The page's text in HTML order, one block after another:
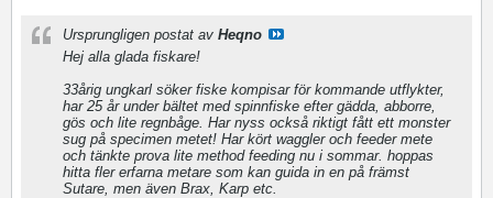
Ursprungligen postat av Heqno
Hej alla glada fiskare!
33årig ungkarl söker fiske kompisar för kommande utflykter,
har 25 år under bältet med spinnfiske efter gädda, abborre,
gös och lite regnbåge. Har nyss också riktigt fått ett monster
sug på specimen metet! Har kört waggler och feeder mete
och tänkte prova lite method feeding nu i sommar. hoppas
hitta fler erfarna metare som kan guida in en på främst
Sutare, men även Brax, Karp etc.